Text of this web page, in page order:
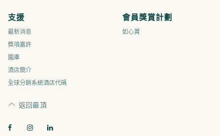
支援
最新消息
獎項嘉許
圖庫
酒店簡介
全球分銷系統酒店代碼
會員獎賞計劃
如心賞
返回最頂